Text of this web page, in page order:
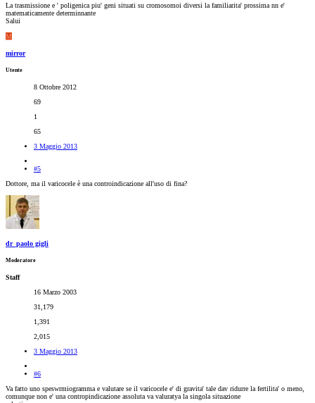
La trasmissione e ' poligenica piu' geni situati su cromosomoi diversi la familiarita' prossima nn e'
matematicamente determinnante
Salui
M
mirror
Utente
8 Ottobre 2012
69
1
65
3 Maggio 2013
#5
Dottore, ma il varicocele è una controindicazione all'uso di fina?
dr_paolo gigli
Moderatore
Staff
16 Marzo 2003
31,179
1,391
2,015
3 Maggio 2013
#6
Va fatto uno speswrmiogramma e valutare se il varicocele e' di gravita' tale dav ridurre la fertilita' o meno,
comunque non e' una contropindicazione assoluta va valuratya la singola situazione